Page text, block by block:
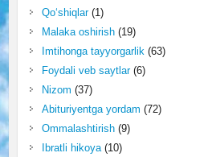
Qo‘shiqlar(1)
Malaka oshirish(19)
Imtihonga tayyorgarlik(63)
Foydali veb saytlar(6)
Nizom (37)
Abituriyentga yordam (72)
Ommalashtirish(9)
Ibratli hikoya(10)